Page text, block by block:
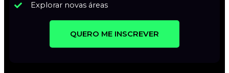
Explorar novas áreas
QUERO ME INSCREVER